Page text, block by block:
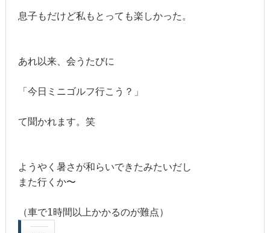
息子もだけど私もとっても楽しかった。
あれ以来、会うたびに
「今日ミニゴルフ行こう？」
て聞かれます。笑
ようやく暑さが和らいできたみたいだし
また行くか〜
（車で1時間以上かかるのが難点）